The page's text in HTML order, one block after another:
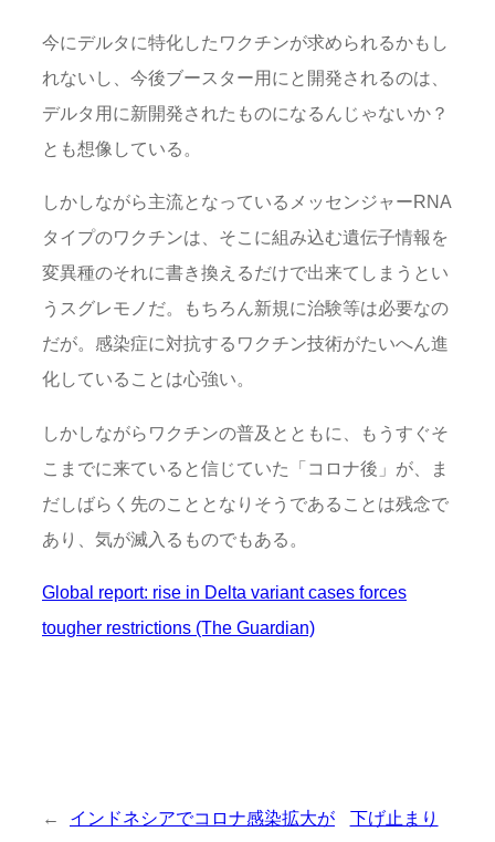
今にデルタに特化したワクチンが求められるかもし
れないし、今後ブースター用にと開発されるのは、
デルタ用に新開発されたものになるんじゃないか？
とも想像している。
しかしながら主流となっているメッセンジャーRNA
タイプのワクチンは、そこに組み込む遺伝子情報を
変異種のそれに書き換えるだけで出来てしまうとい
うスグレモノだ。もちろん新規に治験等は必要なの
だが。感染症に対抗するワクチン技術がたいへん進
化していることは心強い。
しかしながらワクチンの普及とともに、もうすぐそ
こまでに来ていると信じていた「コロナ後」が、ま
だしばらく先のこととなりそうであることは残念で
あり、気が滅入るものでもある。
Global report: rise in Delta variant cases forces
tougher restrictions (The Guardian)
←
インドネシアでコロナ感染拡大が
下げ止まり